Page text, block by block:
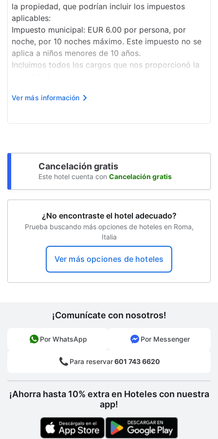
la propiedad, que podrían incluir los impuestos
aplicables:
Impuesto municipal: EUR 6.00 por persona, por
noche, por 10 noches máximo. Este impuesto no se
aplica a niños menores de 10 años.
Incluimos todos los cargos que nos proporcionó la
las llegadas de 19:00 a 00:00.
(sujeto a dispon...
Ver más información
Cancelación gratis
Este hotel cuenta con Cancelación gratis
¿No encontraste el hotel adecuado?
Prueba buscando más opciones de hoteles en Roma,
Italia
Ver más opciones de hoteles
¡Comunícate con nosotros!
Por WhatsApp Por Messenger
Para reservar601 743 6620
¡Ahorra hasta 10% extra en Hoteles con nuestra
app!